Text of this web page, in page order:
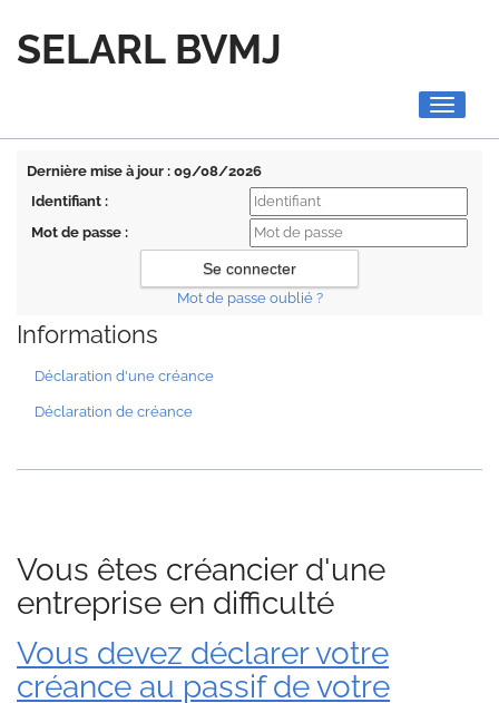
SELARL BVMJ
Toggle
Dernière mise à jour : 09/08/2026
Identifiant :
Mot de passe :
Mot de passe oublié ?
Informations
Déclaration d'une créance
Déclaration de créance
Vous êtes créancier d'une
entreprise en difficulté
Vous devez déclarer votre
créance au passif de votre